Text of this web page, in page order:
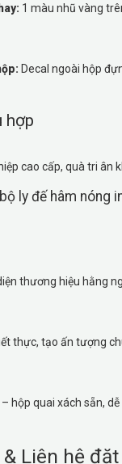
1 màu nhũ vàng
Decal ngoài hộp
hợp
cao cấp, quà tri ân
ly đế hâm nóng
thương hiệu hằng
thực, tạo ấn tượng
hộp quai xách sẵn,
Liên hệ